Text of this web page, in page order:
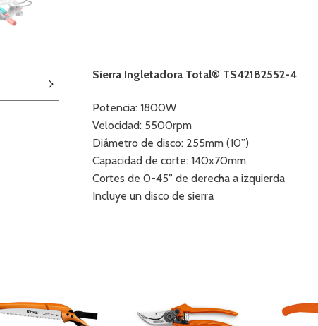
Sierra Ingletadora Total® TS42182552-4
Potencia: 1800W
Velocidad: 5500rpm
Diámetro de disco: 255mm (10”)
Capacidad de corte: 140x70mm
Cortes de 0-45° de derecha a izquierda
Incluye un disco de sierra